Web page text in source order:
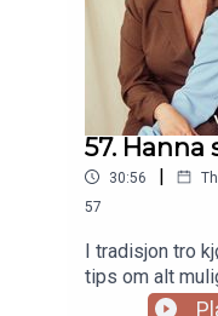
57.
30:56 |
57
I tradisjon tro
tips om alt
til ting Hanna